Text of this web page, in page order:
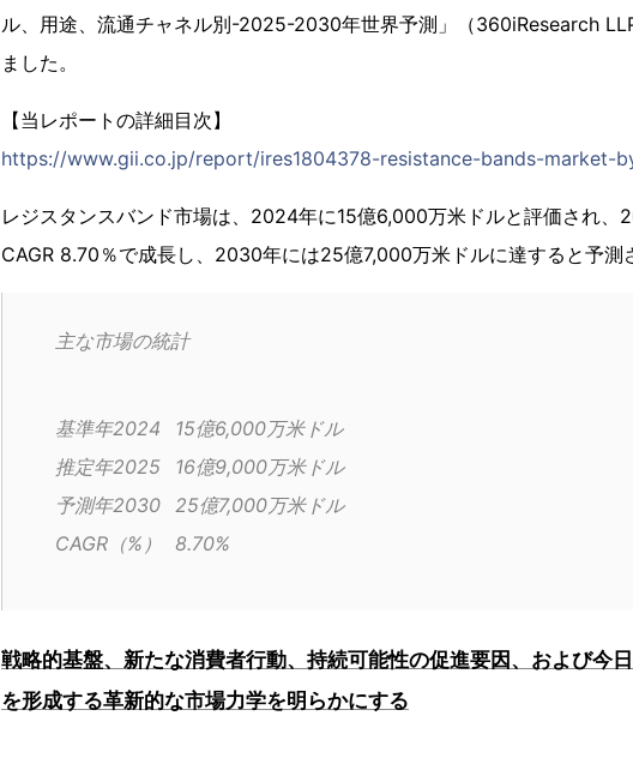
ル、用途、流通チャネル別-2025-2030年世界予測」（360iResearch
ました。
【当レポートの詳細目次】
https://www.gii.co.jp/report/ires1804378-resistance-bands-market-
レジスタンスバンド市場は、2024年に15億6,000万米ドルと評価され、
CAGR 8.70％で成長し、2030年には25億7,000万米ドルに達すると予測
主な市場の統計
基準年2024	15億6,000万米ドル
推定年2025	16億9,000万米ドル
予測年2030	25億7,000万米ドル
CAGR（%）	8.70%
戦略的基盤、新たな消費者行動、持続可能性の促進要因、および今
を形成する革新的な市場力学を明らかにする